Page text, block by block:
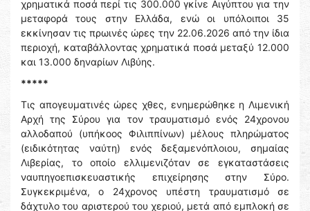
χρηματικά ποσά περί τις 300.000 γκίνε Αιγύπτου για την
μεταφορά τους στην Ελλάδα, ενώ οι υπόλοιποι 35
εκκίνησαν τις πρωινές ώρες την 22.06.2026 από την ίδια
περιοχή, καταβάλλοντας χρηματικά ποσά μεταξύ 12.000
και 13.000 δηναρίων Λιβύης.
*****
Τις απογευματινές ώρες χθες, ενημερώθηκε η Λιμενική
Αρχή της Σύρου για τον τραυματισμό ενός 24χρονου
αλλοδαπού (υπήκοος Φιλιππίνων) μέλους πληρώματος
(ειδικότητας ναύτη) ενός δεξαμενόπλοιου, σημαίας
Λιβερίας, το οποίο ελλιμενιζόταν σε εγκαταστάσεις
ναυπηγοεπισκευαστικής επιχείρησης στην Σύρο.
Συγκεκριμένα, ο 24χρονος υπέστη τραυματισμό σε
δάχτυλο του αριστερού του χεριού, μετά από εμπλοκή σε